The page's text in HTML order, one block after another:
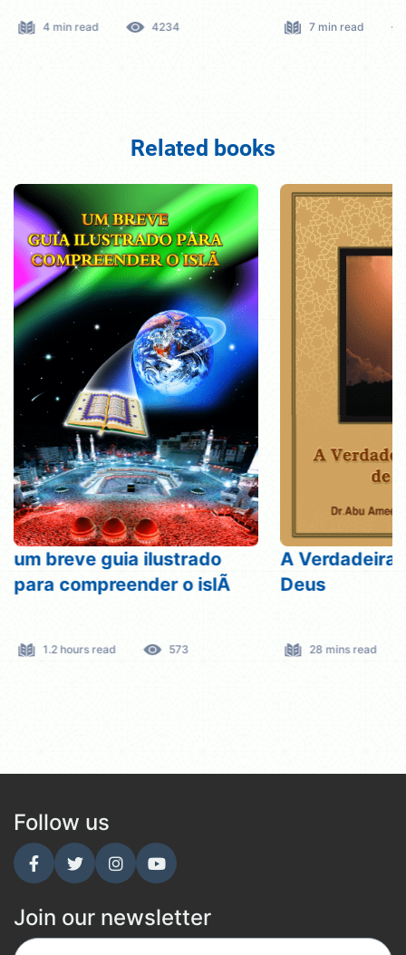
4 min read 4234 7 min read
Related books
um breve guia ilustrado
para compreender o islÃ
1.2 hours read 573
A Verdadeira
Deus
28 mins read
Follow us
Join our newsletter